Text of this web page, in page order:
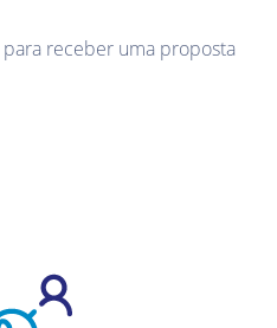
para receber uma proposta